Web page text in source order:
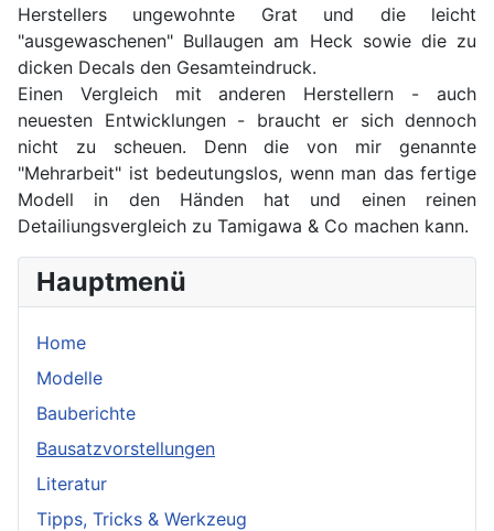
Hauptmenü
Home
Modelle
Bauberichte
Bausatzvorstellungen
Literatur
Tipps, Tricks & Werkzeug
Herstellers ungewohnte Grat und die leicht
"ausgewaschenen" Bullaugen am Heck sowie die zu
dicken Decals den Gesamteindruck.
Einen Vergleich mit anderen Herstellern - auch
neuesten Entwicklungen - braucht er sich dennoch
nicht zu scheuen. Denn die von mir genannte
"Mehrarbeit" ist bedeutungslos, wenn man das fertige
Modell in den Händen hat und einen reinen
Detailiungsvergleich zu Tamigawa & Co machen kann.